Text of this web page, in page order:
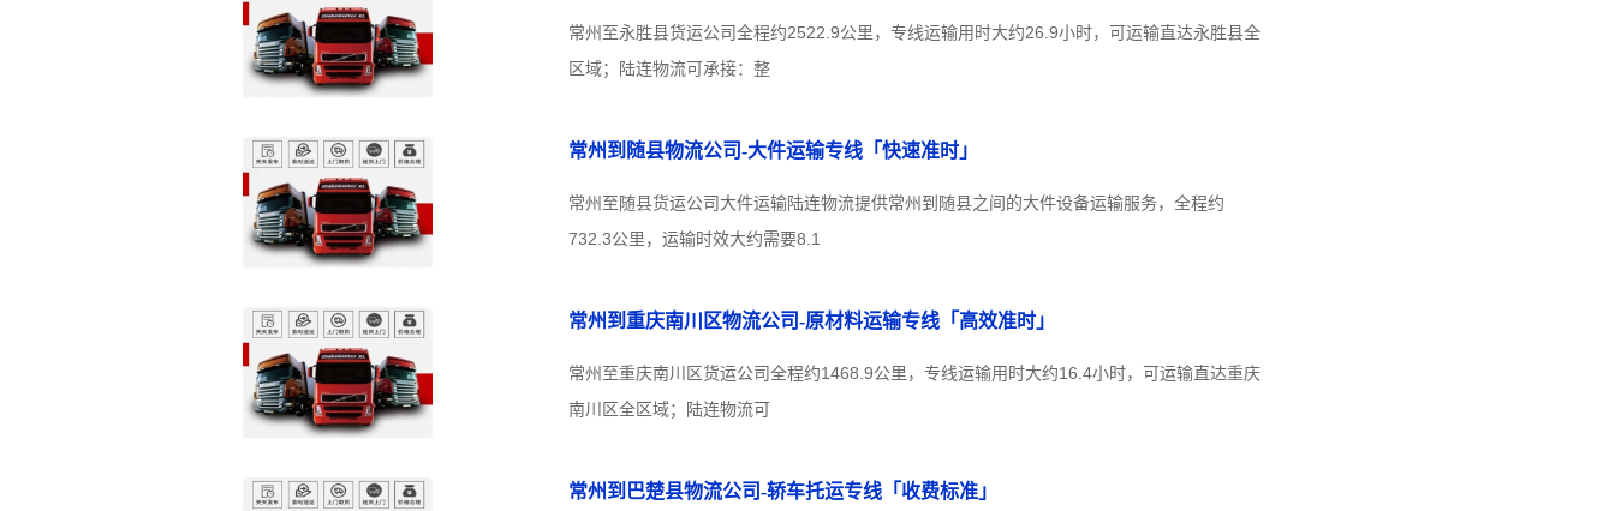
常州至永胜县货运公司全程约2522.9公里，专线运输用时大约26.9小时，可运输直达永胜县全
区域；陆连物流可承接：整
常州到随县物流公司-大件运输专线「快速准时」
常州至随县货运公司大件运输陆连物流提供常州到随县之间的大件设备运输服务，全程约
732.3公里，运输时效大约需要8.1
常州到重庆南川区物流公司-原材料运输专线「高效准时」
常州至重庆南川区货运公司全程约1468.9公里，专线运输用时大约16.4小时，可运输直达重庆
南川区全区域；陆连物流可
常州到巴楚县物流公司-轿车托运专线「收费标准」